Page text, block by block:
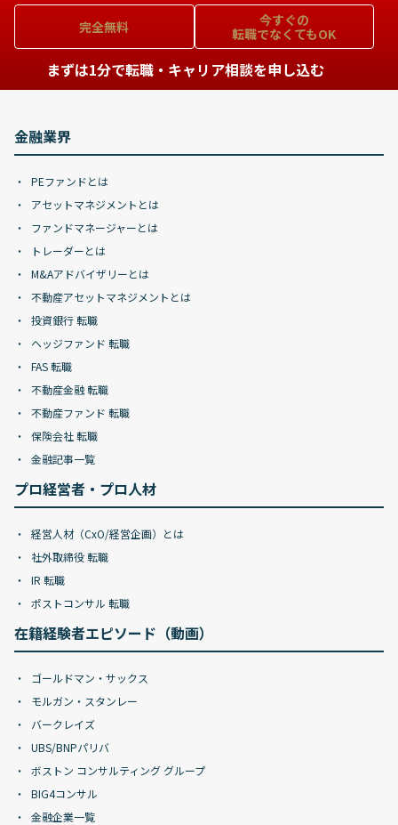
完全無料
今すぐの
転職でなくてもOK
まずは1分で転職・キャリア相談を申し込む
金融業界
PEファンドとは
アセットマネジメントとは
ファンドマネージャーとは
トレーダーとは
M&Aアドバイザリーとは
不動産アセットマネジメントとは
投資銀行 転職
ヘッジファンド 転職
FAS 転職
不動産金融 転職
不動産ファンド 転職
保険会社 転職
金融記事一覧
プロ経営者・プロ人材
経営人材（CxO/経営企画）とは
社外取締役 転職
IR 転職
ポストコンサル 転職
在籍経験者エピソード（動画）
ゴールドマン・サックス
モルガン・スタンレー
バークレイズ
UBS/BNPパリバ
ボストン コンサルティング グループ
BIG4コンサル
金融企業一覧